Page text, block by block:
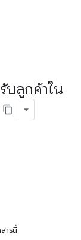
บลูกค้าใน
ารนี้